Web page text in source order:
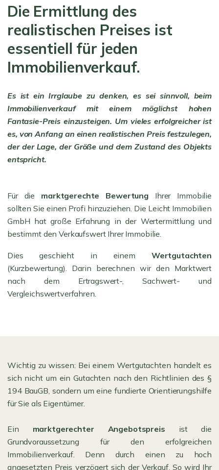
Die Ermittlung des
realistischen Preises ist
essentiell für jeden
Immobilienverkauf.
Es ist ein Irrglaube zu denken, es sei sinnvoll, beim
Immobilienverkauf mit einem möglichst hohen
Fantasie-Preis einzusteigen. Um vieles erfolgreicher ist
es, von Anfang an einen realistischen Preis festzulegen,
der der Lage, der Größe und dem Zustand des Objekts
entspricht.
Für die marktgerechte Bewertung Ihrer Immobilie
sollten Sie einen Profi hinzuziehen. Die Leicht Immobilien
GmbH hat große Erfahrung in der Wertermittlung und
bestimmt den Verkaufswert Ihrer Immobilie.
Dies geschieht in einem Wertgutachten
(Kurzbewertung). Darin berechnen wir den Marktwert
nach dem Ertragswert-, Sachwert- und
Vergleichswertverfahren.
Wichtig zu wissen: Bei einem Wertgutachten handelt es
sich nicht um ein Gutachten nach den Richtlinien des §
194 BauGB, sondern um eine fundierte Orientierungshilfe
für Sie als Eigentümer.
Ein marktgerechter Angebotspreis ist die
Grundvoraussetzung für den erfolgreichen
Immobilienverkauf. Denn durch einen zu hoch
angesetzten Preis verzögert sich der Verkauf. So wird Ihr